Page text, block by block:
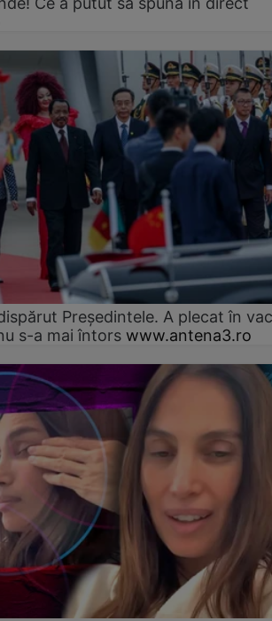
Președintele. A plecat în
s-a mai întors www.antena3.ro